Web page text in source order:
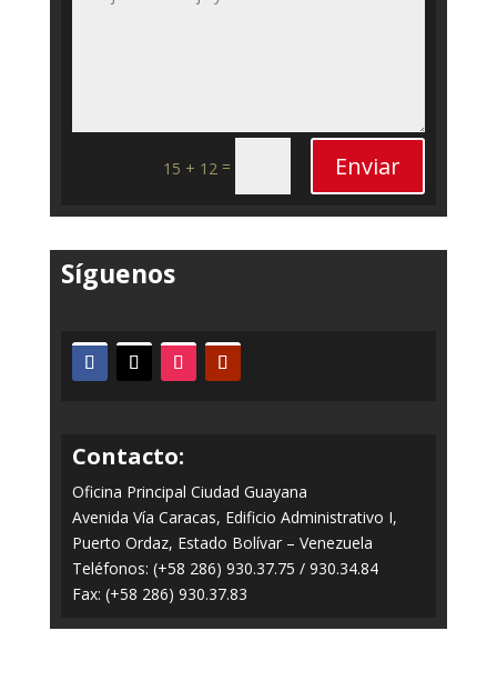
15 + 12 = Enviar
Síguenos
Contacto:
Oficina Principal Ciudad Guayana
Avenida Vía Caracas, Edificio Administrativo I,
Puerto Ordaz, Estado Bolívar – Venezuela
Teléfonos: (+58 286) 930.37.75 / 930.34.84
Fax: (+58 286) 930.37.83